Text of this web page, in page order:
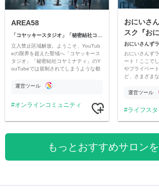
AREA58
「コヤッキースタジオ」「秘密結社コヤミナティ」
立入禁止区域解放。ようこそ、YouTub
eの限界を超えた聖域へ「コヤッキース
タジオ」「秘密結社コヤミナティ」のY
ouTubeでは規制されてしまうような都
公開。
運営ツール
オンラインコミュニティ
おにいさ
スク『おに
おにいさんず
おにいさんず
ート！ここで
やプライベー
ど、さまざま
運営ツール
ライフスタ
もっとおすすめサロン